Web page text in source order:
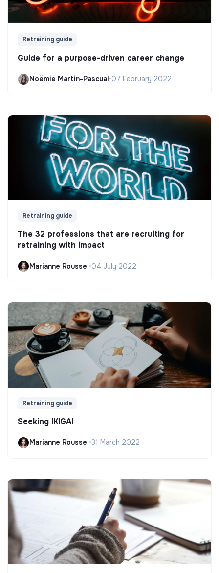
Retraining guide
Guide for a purpose-driven career change
Noëmie Martin-Pascual•07 February 2022
Retraining guide
The 32 professions that are recruiting for
retraining with impact
Marianne Roussel•04 July 2022
Retraining guide
Seeking IKIGAI
Marianne Roussel •31 March 2022